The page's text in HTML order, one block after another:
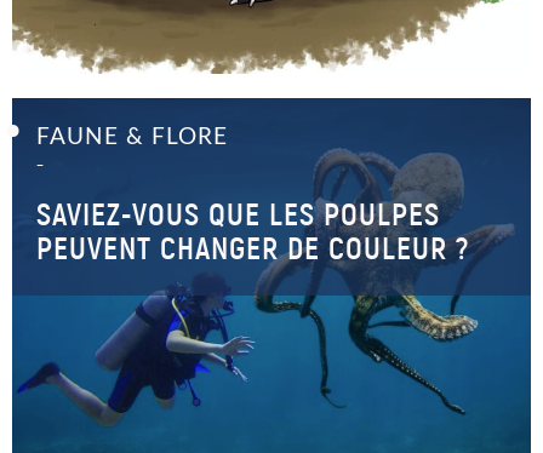
FAUNE & FLORE
–
SAVIEZ-VOUS QUE LES POULPES
PEUVENT CHANGER DE COULEUR ?